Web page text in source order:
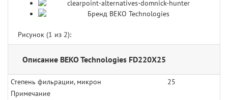
Рисунок (1 из 2):
Описание BEKO Technologies FD220X25
Степень фильрации, микрон
25
Примечание